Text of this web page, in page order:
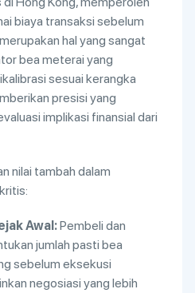
biaya transaksi sebelum
hal yang sangat
bea meterai yang
sesuai kerangka
presisi yang
implikasi finansial dari
nilai tambah dalam
Awal:Pembeli dan
jumlah pasti bea
sebelum eksekusi
negosiasi yang lebih